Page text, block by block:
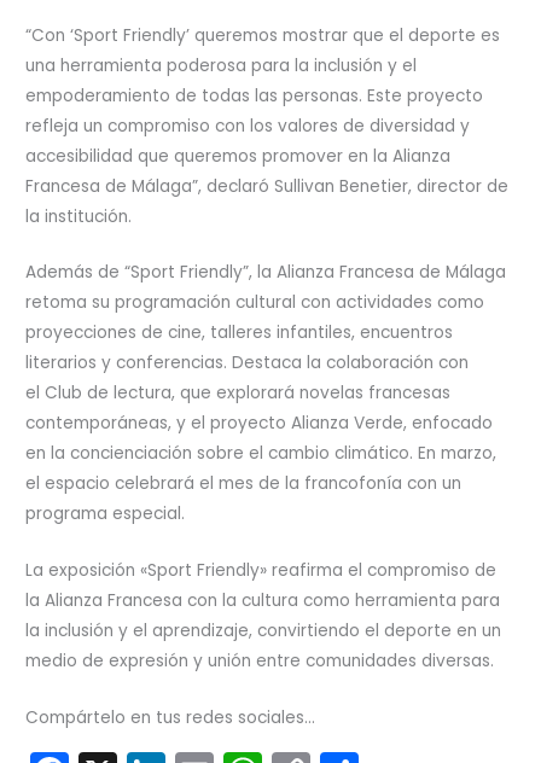
“Con ‘Sport Friendly’ queremos mostrar que el deporte es
una herramienta poderosa para la inclusión y el
empoderamiento de todas las personas. Este proyecto
refleja un compromiso con los valores de diversidad y
accesibilidad que queremos promover en la Alianza
Francesa de Málaga”, declaró Sullivan Benetier, director de
la institución.
Además de “Sport Friendly”, la Alianza Francesa de Málaga
retoma su programación cultural con actividades como
proyecciones de cine, talleres infantiles, encuentros
literarios y conferencias. Destaca la colaboración con
el Club de lectura, que explorará novelas francesas
contemporáneas, y el proyecto Alianza Verde, enfocado
en la concienciación sobre el cambio climático. En marzo,
el espacio celebrará el mes de la francofonía con un
programa especial.
La exposición «Sport Friendly» reafirma el compromiso de
la Alianza Francesa con la cultura como herramienta para
la inclusión y el aprendizaje, convirtiendo el deporte en un
medio de expresión y unión entre comunidades diversas.
Compártelo en tus redes sociales...